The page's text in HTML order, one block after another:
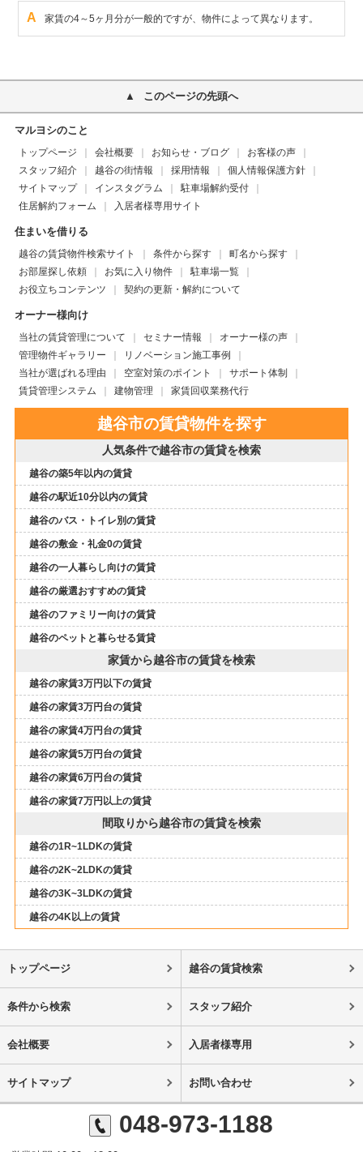
A 家賃の4～5ヶ月分が一般的ですが、物件によって異なります。
このページの先頭へ
マルヨシのこと
トップページ 会社概要 お知らせ・ブログ
お客様の声
スタッフ紹介
越谷の街情報 採用情報
個人情報保護方針
サイトマップ
インスタグラム
駐車場解約受付
住居解約フォーム
入居者様専用サイト
住まいを借りる
越谷の賃貸物件検索サイト 条件から探す
町名から探す
お部屋探し依頼
お気に入り物件
駐車場一覧
お役立ちコンテンツ
契約の更新・解約について
オーナー様向け
当社の賃貸管理について セミナー情報
オーナー様の声
管理物件ギャラリー
リノベーション施工事例
当社が選ばれる理由
空室対策のポイント
サポート体制
賃貸管理システム
建物管理 家賃回収業務代行
越谷市の賃貸物件を探す
人気条件で越谷市の賃貸を検索
越谷の築5年以内の賃貸
越谷の駅近10分以内の賃貸
越谷のバス・トイレ別の賃貸
越谷の敷金・礼金0の賃貸
越谷の一人暮らし向けの賃貸
越谷の厳選おすすめの賃貸
越谷のファミリー向けの賃貸
越谷のペットと暮らせる賃貸
家賃から越谷市の賃貸を検索
越谷の家賃3万円以下の賃貸
越谷の家賃3万円台の賃貸
越谷の家賃4万円台の賃貸
越谷の家賃5万円台の賃貸
越谷の家賃6万円台の賃貸
越谷の家賃7万円以上の賃貸
間取りから越谷市の賃貸を検索
越谷の1R~1LDKの賃貸
越谷の2K~2LDKの賃貸
越谷の3K~3LDKの賃貸
越谷の4K以上の賃貸
トップページ 越谷の賃貸検索
条件から検索 スタッフ紹介
会社概要 入居者様専用
サイトマップ お問い合わせ
048-973-1188